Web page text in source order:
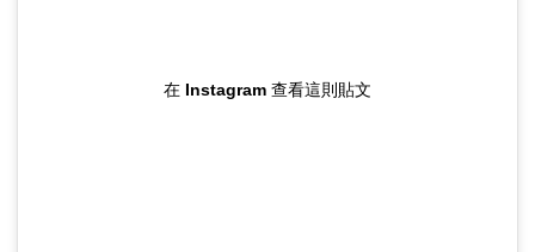
在 Instagram 查看這則貼文